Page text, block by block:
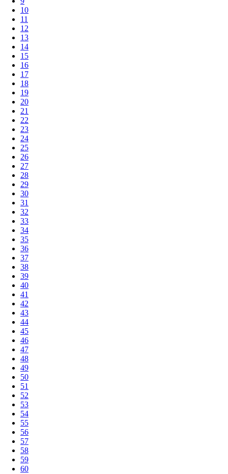
10
11
12
13
14
15
16
17
18
19
20
21
22
23
24
25
26
27
28
29
30
31
32
33
34
35
36
37
38
39
40
41
42
43
44
45
46
47
48
49
50
51
52
53
54
55
56
57
58
59
60